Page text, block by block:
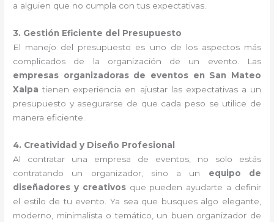
a alguien que no cumpla con tus expectativas.
3. Gestión Eficiente del Presupuesto
El manejo del presupuesto es uno de los aspectos más
complicados de la organización de un evento. Las
empresas organizadoras de eventos en San Mateo
Xalpa tienen experiencia en ajustar las expectativas a un
presupuesto y asegurarse de que cada peso se utilice de
manera eficiente.
4. Creatividad y Diseño Profesional
Al contratar una empresa de eventos, no solo estás
contratando un organizador, sino a un equipo de
diseñadores y creativosque pueden ayudarte a definir
el estilo de tu evento. Ya sea que busques algo elegante,
moderno, minimalista o temático, un buen organizador de